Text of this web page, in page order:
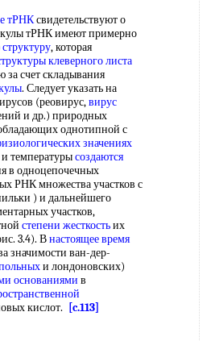
тРНКсвидетельствуют о
тРНК имеют примерно
, которая
клеверного листа
счет складывания
. Следует указать на
(реовирус,вирус
и др.) природных
однотипной с
значениях
и температурысоздаются
в одноцепочечных
РНК множества участков с
) и дальнейшего
участков,
степени жесткостьих
3.4). Внастоящее время
значимости ван-дер-
и лондоновских)
основаниями в
кислот. [c.113]